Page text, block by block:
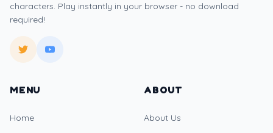
characters. Play instantly in your browser - no download
required!
MENU
Home
ABOUT
About Us